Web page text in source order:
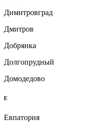
Димитровград
Дмитров
Добрянка
Долгопрудный
Домодедово
Е
Евпатория